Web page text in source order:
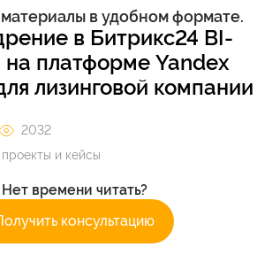
в удобном формате.
в Битрикс24 BI-
на платформе Yandex
лизинговой компании
2032
и кейсы
Нет времени читать?
консультацию